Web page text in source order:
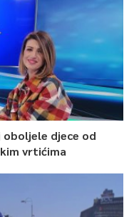
djece od
vrtićima